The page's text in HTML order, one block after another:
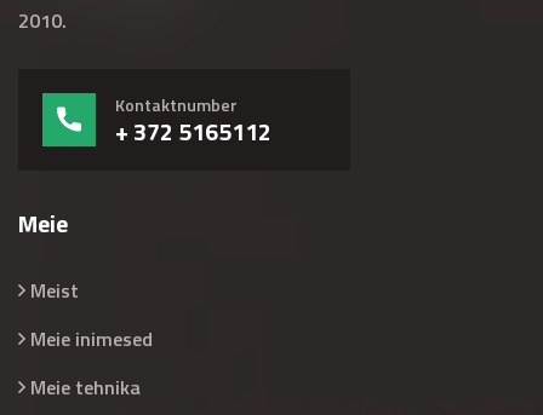
2010.
Kontaktnumber
+ 372 5165112
Meie
Meist
Meie inimesed
Meie tehnika